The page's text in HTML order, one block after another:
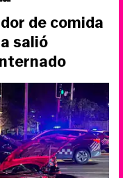
de comida
salió